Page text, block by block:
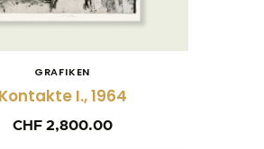
GRAFIKEN
Kontakte I., 1964
CHF 2,800.00